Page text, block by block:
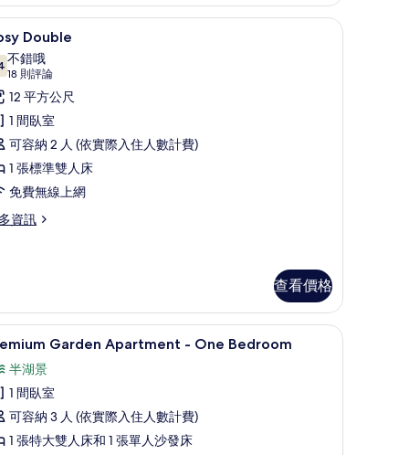
Cosy Double | 埃及棉床單、高級寢具、舒適
5 Double
分，滿分 10 分
不錯哦
18 則評論
(18
則
評
論)
12 平方公尺
1 間臥室
可容納 2 人 (依實際入住人數計費)
1 張標準雙人床
免費無線上網
資訊
查看價格
適加層、書桌
7 Garden Apartment - One Bedroom
半湖景
1 間臥室
可容納 3 人 (依實際入住人數計費)
1 張特大雙人床和 1 張單人沙發床